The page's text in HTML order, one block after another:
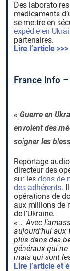
Des
médicaments
se mettre en
expédie en
partenaires.
Lire l’article >>>
France Info
« Guerre en
envoient des
soigner les
Reportage
directeur des
sur lesdons de
des adhérents.
opérations de
aux millions de
de l’Ukraine.
« … Avec
aujourd’hui aux
plus dans des
généraux qui
mais qui sont
Lire l’article et